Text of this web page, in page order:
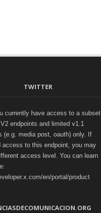
TWITTER
currently have access to a subset
endpoints and limited v1.1
(e.g. media post, oauth) only. If
access to this endpoint, you may
access level. You can learn
en/portal/product